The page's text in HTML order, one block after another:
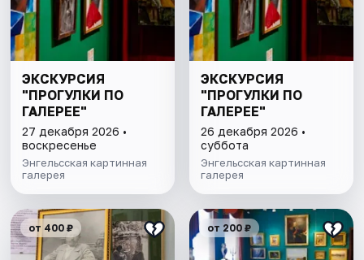
ЭКСКУРСИЯ
"ПРОГУЛКИ ПО
ГАЛЕРЕЕ"
27 декабря 2026 •
воскресенье
Энгельсская картинная
галерея
ЭКСКУРСИЯ
"ПРОГУЛКИ ПО
ГАЛЕРЕЕ"
26 декабря 2026 •
суббота
Энгельсская картинная
галерея
от 400 ₽ от 200 ₽